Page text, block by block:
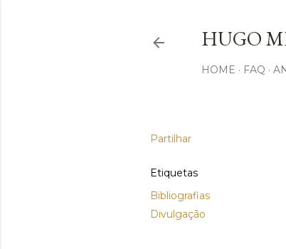
HUGO
HOME FAQ
Partilhar
Etiquetas
Bibliografias
Divulgação